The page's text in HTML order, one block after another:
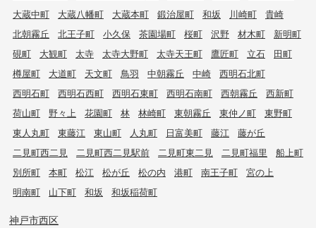
大蔵中町
大蔵八幡町 大蔵本町 鍛治屋町 和坂 川崎町
貴崎
北朝霧丘
北王子町 小久保 茶園場町 桜町 沢野 材木町
新明町
硯町
大観町 太寺 太寺大野町 太寺天王町 鷹匠町 立石
田町
樽屋町
大道町 天文町 鳥羽 中朝霧丘 中崎
西明石北町
西明石町
西明石西町 西明石東町 西明石南町 西朝霧丘
西新町
荷山町
野々上 花園町 林 林崎町 東朝霧丘 東仲ノ町
東野町
東人丸町
東藤江 東山町 人丸町 日富美町 藤江
藤が丘
二見町西二見
二見町西二見駅前 二見町東二見 二見町福里
船上町
別所町
本町 松江 松が丘 松の内 港町 南王子町
宮の上
明南町
山下町 和坂 和坂稲荷町
神戸市西区